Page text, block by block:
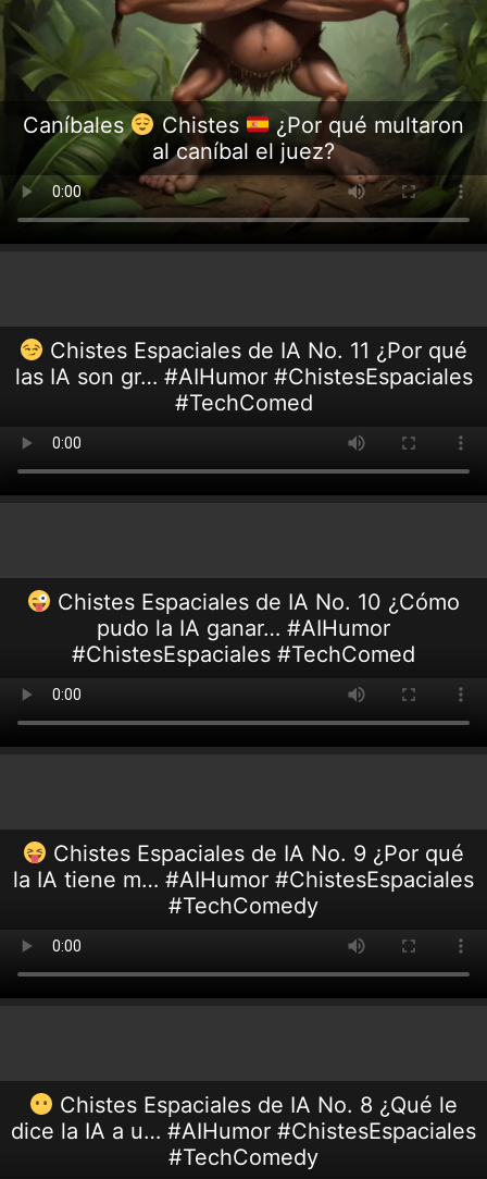
Caníbales Chistes
¿Por qué multaron
al caníbal el juez?
Chistes Espaciales de IA No. 11 ¿Por qué
las IA son gr… #AIHumor #ChistesEspaciales
#TechComed
Chistes Espaciales de IA No. 10 ¿Cómo
pudo la IA ganar… #AIHumor
#ChistesEspaciales #TechComed
Chistes Espaciales de IA No. 9 ¿Por qué
la IA tiene m… #AIHumor #ChistesEspaciales
#TechComedy
Chistes Espaciales de IA No. 8 ¿Qué le
dice la IA a u… #AIHumor #ChistesEspaciales
#TechComedy